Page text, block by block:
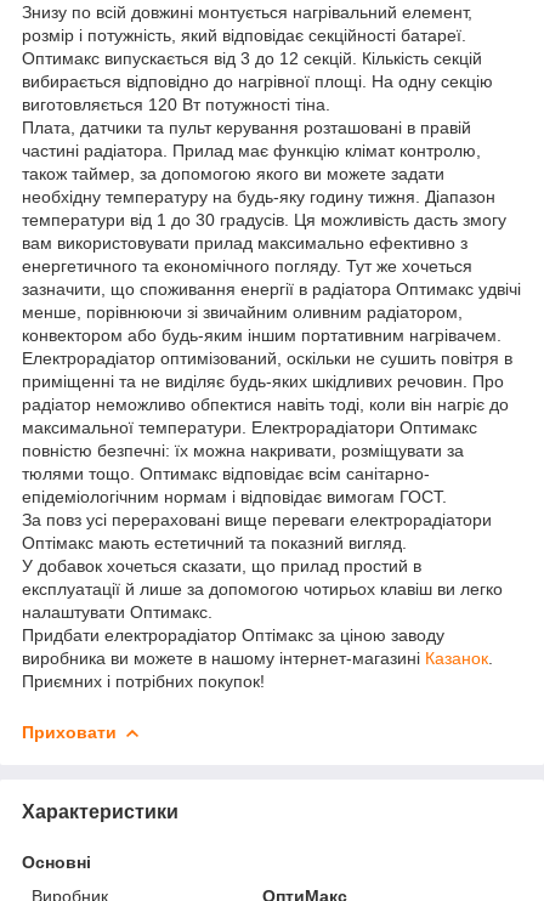
Знизу по всій довжині монтується нагрівальний елемент,
розмір і потужність, який відповідає секційності батареї.
Оптимакс випускається від 3 до 12 секцій. Кількість секцій
вибирається відповідно до нагрівної площі. На одну секцію
виготовляється 120 Вт потужності тіна.
Плата, датчики та пульт керування розташовані в правій
частині радіатора. Прилад має функцію клімат контролю,
також таймер, за допомогою якого ви можете задати
необхідну температуру на будь-яку годину тижня. Діапазон
температури від 1 до 30 градусів. Ця можливість дасть змогу
вам використовувати прилад максимально ефективно з
енергетичного та економічного погляду. Тут же хочеться
зазначити, що споживання енергії в радіатора Оптимакс удвічі
менше, порівнюючи зі звичайним оливним радіатором,
конвектором або будь-яким іншим портативним нагрівачем.
Електрорадіатор оптимізований, оскільки не сушить повітря в
приміщенні та не виділяє будь-яких шкідливих речовин. Про
радіатор неможливо обпектися навіть тоді, коли він нагріє до
максимальної температури. Електрорадіатори Оптимакс
повністю безпечні: їх можна накривати, розміщувати за
тюлями тощо. Оптимакс відповідає всім санітарно-
епідеміологічним нормам і відповідає вимогам ГОСТ.
За повз усі перераховані вище переваги електрорадіатори
Оптімакс мають естетичний та показний вигляд.
У добавок хочеться сказати, що прилад простий в
експлуатації й лише за допомогою чотирьох клавіш ви легко
налаштувати Оптимакс.
Придбати електрорадіатор Оптімакс за ціною заводу
виробника ви можете в нашому інтернет-магазині Казанок
Приємних і потрібних покупок!
Приховати
Характеристики
Основні
Виробник
ОптиМакс